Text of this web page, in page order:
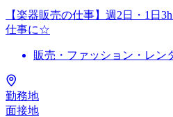
【楽器販売の仕事】週2日・1日
仕事に☆
販売・ファッション・レン
勤務地
面接地